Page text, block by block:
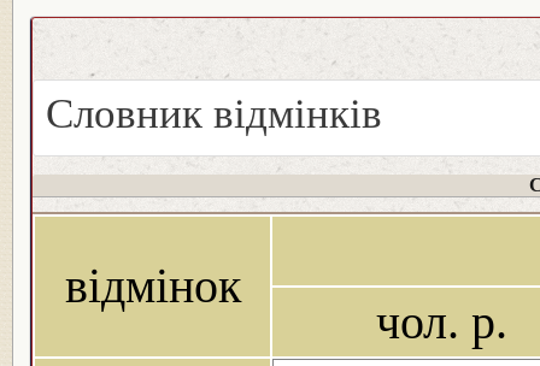
Словник відмінків
відмінок
чол. р.